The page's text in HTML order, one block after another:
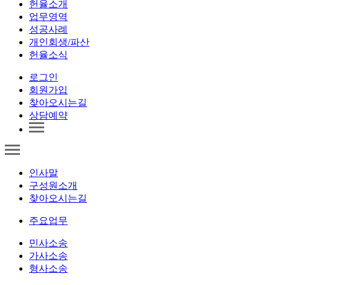
헌율소개
업무영역
성공사례
개인회생/파산
헌율소식
로그인
회원가입
찾아오시는길
상담예약
인사말
구성원소개
찾아오시는길
주요업무
민사소송
가사소송
형사소송